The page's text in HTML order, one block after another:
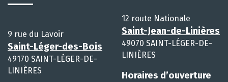
9 rue du Lavoir
Saint-Léger-des-Bois
49170 SAINT-LÉGER-DE-
LINIÈRES
12 route Nationale
Saint-Jean-de-Linières
49070 SAINT-LÉGER-DE-
LINIÈRES
Horaires d’ouverture